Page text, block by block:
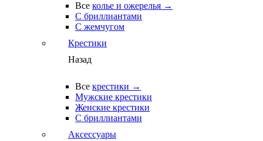
Все колье и ожерелья →
С бриллиантами
С жемчугом
Крестики
Назад
Все крестики →
Мужские крестики
Женские крестики
С бриллиантами
Аксессуары